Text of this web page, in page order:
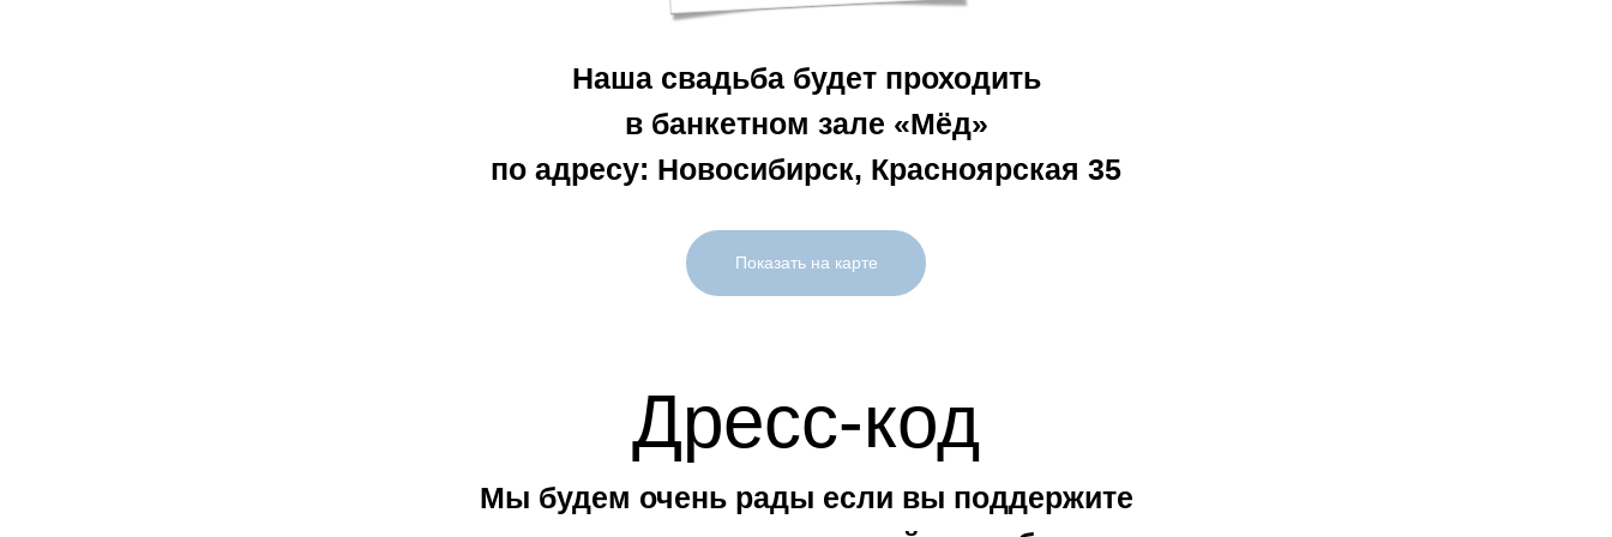
Наша свадьба будет проходить
в банкетном зале «Мёд»
по адресу: Новосибирск, Красноярская 35
Показать на карте
Дресс-код
Мы будем очень рады если вы поддержите